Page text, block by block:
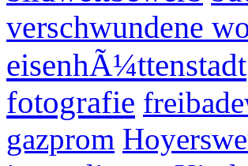
verschwundene
eisenhÃ¼ttenstadt
fotografie
gazprom